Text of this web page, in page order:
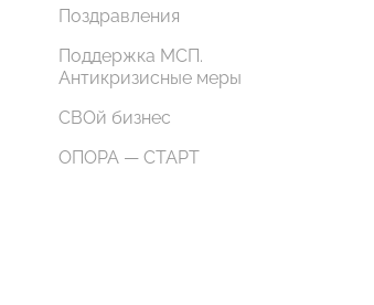
Поздравления
Поддержка МСП.
Антикризисные меры
СВОй бизнес
ОПОРА — СТАРТ